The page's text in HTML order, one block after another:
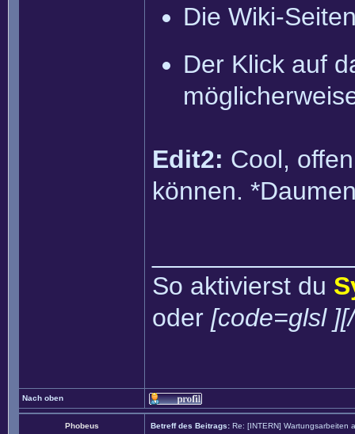
Die Wiki-
Der Klick auf
Edit2: Cool,
können.
So aktivierst du
oder [code=glsl
Nach oben
Phobeus Betreff des Beitrags: Re: [INTERN] Wartungsarbeiten